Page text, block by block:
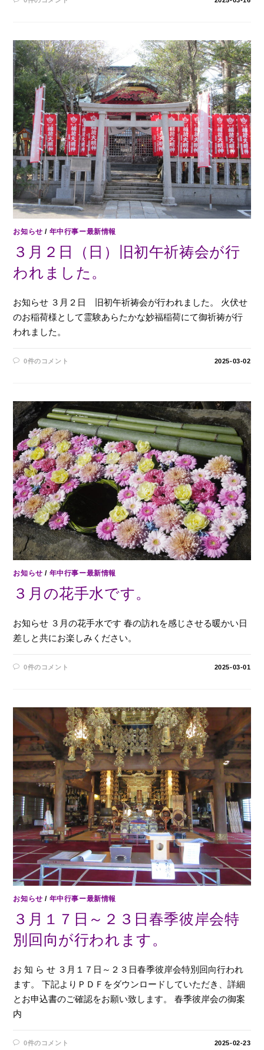
お知らせ / 年中行事ー最新情報
３月２日（日）旧初午祈祷会が行
われました。
お知らせ ３月２日 旧初午祈祷会が行われました。 火伏せ
のお稲荷様として霊験あらたかな妙福稲荷にて御祈祷が行
われました。
0件のコメント 2025-03-02
お知らせ / 年中行事ー最新情報
３月の花手水です。
お知らせ ３月の花手水です 春の訪れを感じさせる暖かい日
差しと共にお楽しみください。
0件のコメント 2025-03-01
お知らせ / 年中行事ー最新情報
３月１７日～２３日春季彼岸会特
別回向が行われます。
お 知 ら せ ３月１７日～２３日春季彼岸会特別回向行われ
ます。 下記よりＰＤＦをダウンロードしていただき、詳細
とお申込書のご確認をお願い致します。 春季彼岸会の御案
内
0件のコメント 2025-02-23